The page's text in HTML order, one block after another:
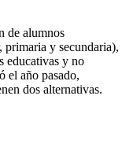
de alumnos
primaria y secundaria),
educativas y no
el año pasado,
dos alternativas.